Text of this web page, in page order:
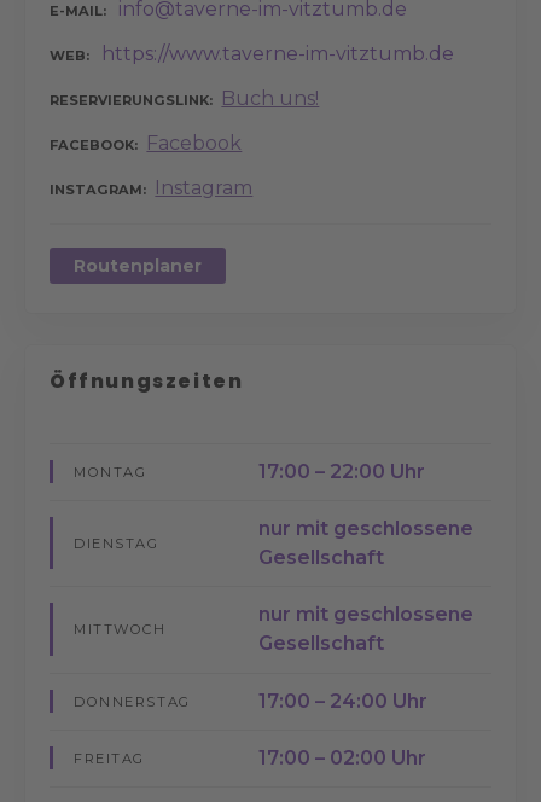
E-MAIL info@taverne-im-vitztumb.de
WEB https://www.taverne-im-vitztumb.de
RESERVIERUNGSLINK Buch uns!
FACEBOOK Facebook
INSTAGRAM Instagram
Routenplaner
Öffnungszeiten
MONTAG 17:00 – 22:00 Uhr
DIENSTAG
nur mit geschlossene
Gesellschaft
MITTWOCH
nur mit geschlossene
Gesellschaft
DONNERSTAG 17:00 – 24:00 Uhr
FREITAG 17:00 – 02:00 Uhr